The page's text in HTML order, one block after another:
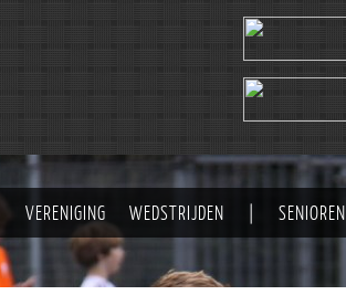
VERENIGING WEDSTRIJDEN SENIOREN